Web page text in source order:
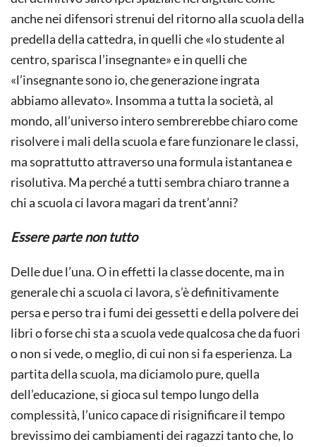
anche nei difensori strenui del ritorno alla scuola della
predella della cattedra, in quelli che «lo studente al
centro, sparisca l’insegnante» e in quelli che
«l’insegnante sono io, che generazione ingrata
abbiamo allevato». Insomma a tutta la società, al
mondo, all’universo intero sembrerebbe chiaro come
risolvere i mali della scuola e fare funzionare le classi,
ma soprattutto attraverso una formula istantanea e
risolutiva. Ma perché a tutti sembra chiaro tranne a
chi a scuola ci lavora magari da trent’anni?
Essere parte non tutto
Delle due l’una. O in effetti la classe docente, ma in
generale chi a scuola ci lavora, s’è definitivamente
persa e perso tra i fumi dei gessetti e della polvere dei
libri o forse chi sta a scuola vede qualcosa che da fuori
o non si vede, o meglio, di cui non si fa esperienza. La
partita della scuola, ma diciamolo pure, quella
dell’educazione, si gioca sul tempo lungo della
complessità, l’unico capace di risignificare il tempo
brevissimo dei cambiamenti dei ragazzi tanto che, lo